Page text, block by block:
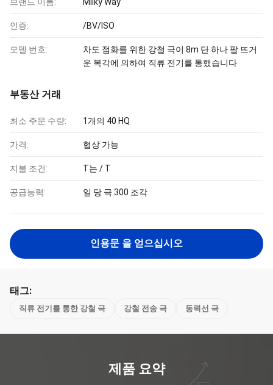
인증: /BV/ISO
모델 번호:
차도 점화를 위한 강철 극이 8m 단 하나 팔 뜨거
운 복각에 의하여 직류 전기를 통했습니다
부동산 거래
최소 주문 수량: 1개의 40 HQ
가격: 협상 가능
지불 조건: T는 / T
공급능력: 일 당 극 300 조각
인용문 을 얻으십시오
태그:
직류 전기를 통한 강철 극 강철 전송 극 동력선 극
제품 요약